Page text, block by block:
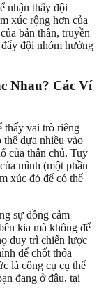
nhận thấy đội
xúc rộng hơn của
bản thân, truyền
đội nhóm hướng
Nhau? Các Ví
thấy vai trò riêng
dựa nhiều vào
của thân chủ. Tuy
mình (một phần
xúc đó để có thể
sự đồng cảm
kia mà không để
duy trì chiến lược
để chốt thỏa
là công cụ cụ thể
đang ở đâu, tại